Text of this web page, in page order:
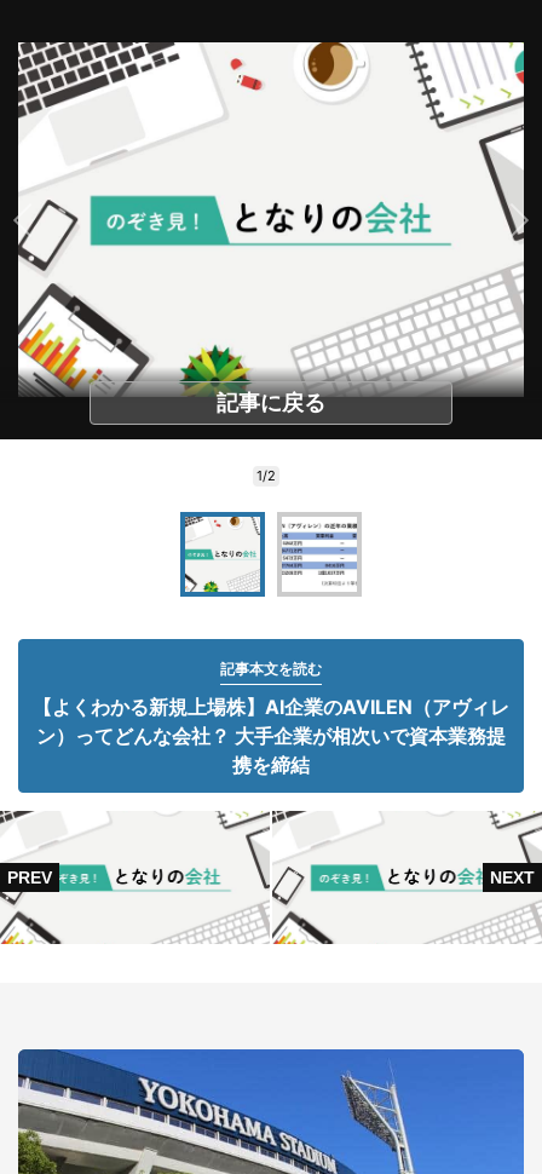
記事に戻る
1/2
記事本文を読む
【よくわかる新規上場株】AI企業のAVILEN（アヴィレ
ン）ってどんな会社？ 大手企業が相次いで資本業務提
携を締結